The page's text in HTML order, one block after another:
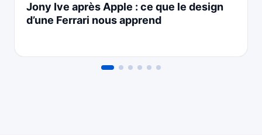
Jony Ive après Apple : ce que le design
d’une Ferrari nous apprend